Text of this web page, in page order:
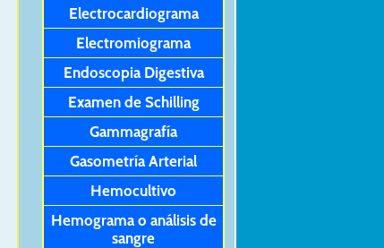
Electrocardiograma
Electromiograma
Endoscopia Digestiva
Examen de Schilling
Gammagrafía
Gasometría Arterial
Hemocultivo
Hemograma o análisis de
sangre